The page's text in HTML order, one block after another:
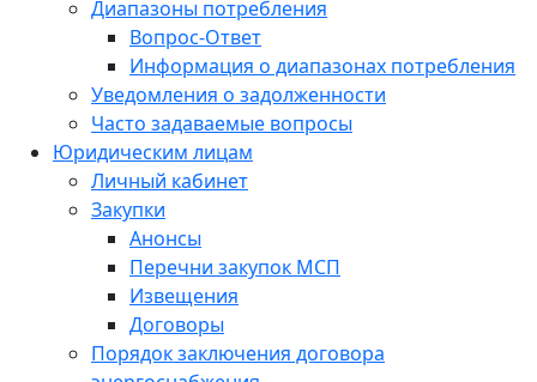
Диапазоны потребления
Вопрос-Ответ
Информация о диапазонах потребления
Уведомления о задолженности
Часто задаваемые вопросы
Юридическим лицам
Личный кабинет
Закупки
Анонсы
Перечни закупок МСП
Извещения
Договоры
Порядок заключения договора